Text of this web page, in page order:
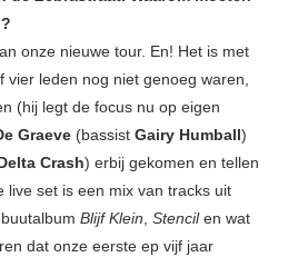
onze nieuwe tour. En! Het is met
vier leden nog niet genoeg waren,
(hij legt de focus nu op eigen
Graeve (bassist Gairy Humball)
Crash) erbij gekomen en tellen
live set is een mix van tracks uit
Blijf Klein Stencilen wat
dat onze eerste ep vijf jaar